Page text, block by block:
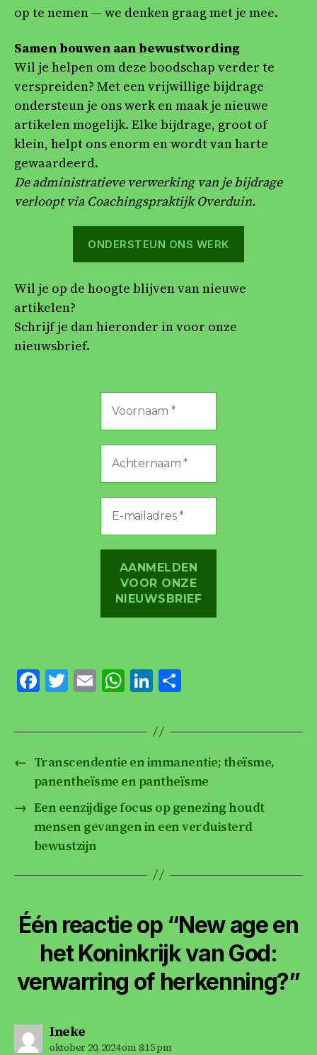
op te nemen — we denken graag met je mee.
Samen bouwen aan bewustwording
Wil je helpen om deze boodschap verder te
verspreiden? Met een vrijwillige bijdrage
ondersteun je ons werk en maak je nieuwe
artikelen mogelijk. Elke bijdrage, groot of
klein, helpt ons enorm en wordt van harte
gewaardeerd.
De administratieve verwerking van je bijdrage
verloopt via Coachingspraktijk Overduin.
ONDERSTEUN ONS WERK
Wil je op de hoogte blijven van nieuwe
artikelen?
Schrijf je dan hieronder in voor onze
nieuwsbrief.
F
c
b
o
o
k
T
itt
E
ai
W
at
A
p
p
Li
k
dI
n
e
← Transcendentie en immanentie; theïsme,
panentheïsme en pantheïsme
→ Een eenzijdige focus op genezing houdt
mensen gevangen in een verduisterd
bewustzijn
Één reactie op “New age en
het Koninkrijk van God:
verwarring of herkenning?”
Inekezegt:
oktober 20, 2024 om 8:15 pm